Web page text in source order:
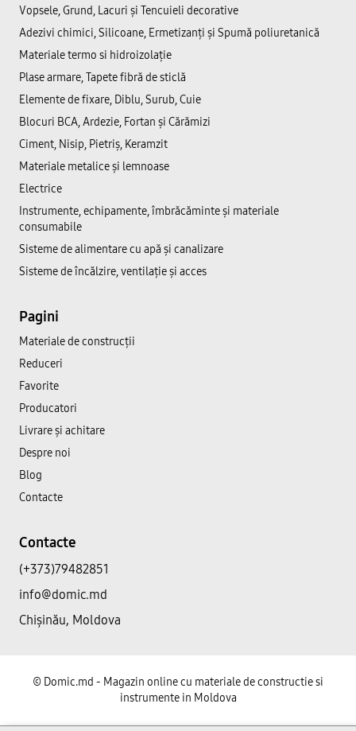
Vopsele, Grund, Lacuri și Tencuieli decorative
Adezivi chimici, Silicoane, Ermetizanți și Spumă poliuretanică
Materiale termo si hidroizolație
Plase armare, Tapete fibră de sticlă
Elemente de fixare, Diblu, Surub, Cuie
Blocuri BCA, Ardezie, Fortan și Cărămizi
Ciment, Nisip, Pietriș, Keramzit
Materiale metalice și lemnoase
Electrice
Instrumente, echipamente, îmbrăcăminte și materiale
consumabile
Sisteme de alimentare cu apă și canalizare
Sisteme de încălzire, ventilație și acces
Pagini
Materiale de construcții
Reduceri
Favorite
Producatori
Livrare și achitare
Despre noi
Blog
Contacte
Contacte
(+373)79482851
info@domic.md
Chișinău, Moldova
© Domic.md - Magazin online cu materiale de constructie si
instrumente in Moldova